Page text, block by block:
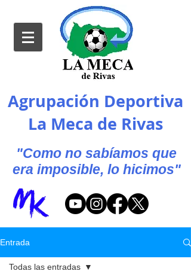
Agrupación Deportiva
La Meca de Rivas
"Como no sabíamos que
era imposible, lo hicimos"
Entrada
Todas las entradas